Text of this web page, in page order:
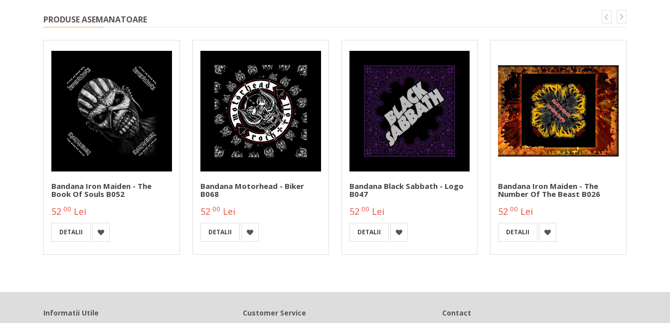
PRODUSE ASEMANATOARE
Bandana Iron Maiden - The
Book Of Souls B052
52 00 Lei
DETALII
Bandana Motorhead - Biker
B068
52 00 Lei
DETALII
Bandana Black Sabbath - Logo
B047
52 00 Lei
DETALII
Bandana Iron Maiden - The
Number Of The Beast B026
52 00 Lei
DETALII
Informatii Utile Customer Service Contact